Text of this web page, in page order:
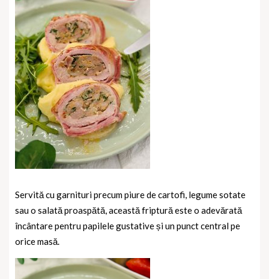
Servită cu garnituri precum piure de cartofi, legume sotate
sau o salată proaspătă, această friptură este o adevărată
încântare pentru papilele gustative și un punct central pe
orice masă.